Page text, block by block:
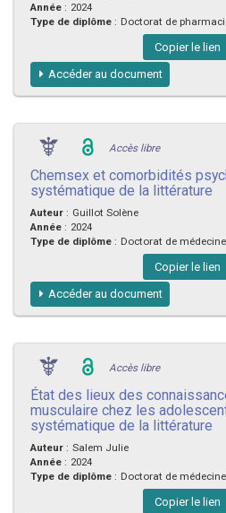
Année : 2024
Type de diplôme : Doctorat de
Copier le lien
Accéder au document
Accès libre
Chemsex et comorbidités
systématique de la littérature
Auteur : Guillot Solène
Année : 2024
Type de diplôme : Doctorat de médecine
Copier le lien
Accéder au document
Accès libre
État des lieux des
musculaire chez les
systématique de la littérature
Auteur : Salem Julie
Année : 2024
Type de diplôme : Doctorat de médecine
Copier le lien